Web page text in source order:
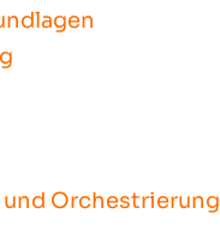
Orchestrierung